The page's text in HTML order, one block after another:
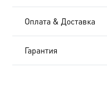
киоте
20x24
см
AK-
Оплата & Доставка
Гарантия